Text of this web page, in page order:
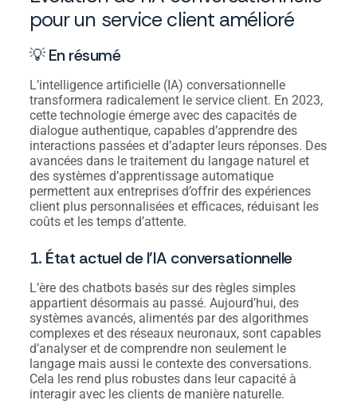
pour un service client amélioré
💡 En résumé
L’intelligence artificielle (IA) conversationnelle
transformera radicalement le service client. En 2023,
cette technologie émerge avec des capacités de
dialogue authentique, capables d’apprendre des
interactions passées et d’adapter leurs réponses. Des
avancées dans le traitement du langage naturel et
des systèmes d’apprentissage automatique
permettent aux entreprises d’offrir des expériences
client plus personnalisées et efficaces, réduisant les
coûts et les temps d’attente.
1. État actuel de l’IA conversationnelle
L’ère des chatbots basés sur des règles simples
appartient désormais au passé. Aujourd’hui, des
systèmes avancés, alimentés par des algorithmes
complexes et des réseaux neuronaux, sont capables
d’analyser et de comprendre non seulement le
langage mais aussi le contexte des conversations.
Cela les rend plus robustes dans leur capacité à
interagir avec les clients de manière naturelle.